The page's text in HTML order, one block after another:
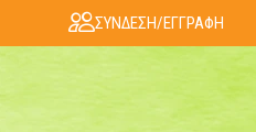
ΣΥΝΔΕΣΗ/ΕΓΓΡΑΦΗ